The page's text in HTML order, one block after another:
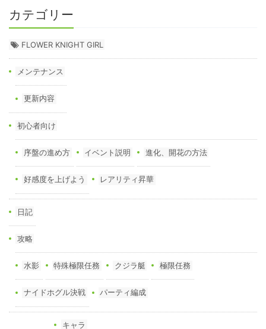
カテゴリー
FLOWER KNIGHT GIRL
メンテナンス
更新内容
初心者向け
序盤の進め方 イベント説明 進化、開花の方法
好感度を上げよう レアリティ昇華
日記
攻略
水影 特殊極限任務 クジラ艇 極限任務
ナイドホグル決戦 パーティ編成
キャラ